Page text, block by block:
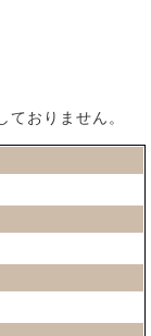
おりません。